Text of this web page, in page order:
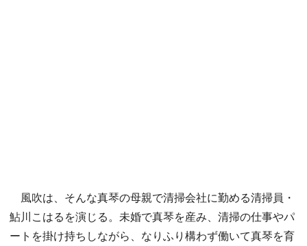
風吹は、そんな真琴の母親で清掃会社に勤める清掃員・
鮎川こはるを演じる。未婚で真琴を産み、清掃の仕事やパ
ートを掛け持ちしながら、なりふり構わず働いて真琴を育